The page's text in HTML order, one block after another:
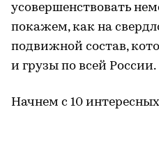
усовершенствовать
покажем, как на
подвижной состав,
и грузы по всей России.
Начнем с 10